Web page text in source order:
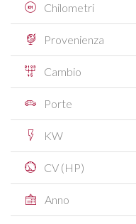
Chilometri
Provenienza
Cambio
Porte
KW
CV (HP)
Anno